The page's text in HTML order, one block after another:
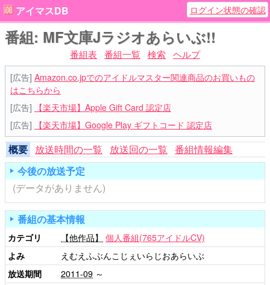
アイマスDB ログイン状態の確認
番組: MF文庫Jラジオあらいぶ!!
番組表 番組一覧 検索 ヘルプ
[広告] Amazon.co.jpでのアイドルマスター関連商品のお買いもの
はこちらから
[広告]
【楽天市場】Apple Gift Card 認定店
[広告]
【楽天市場】Google Play ギフトコード 認定店
概要 放送時間の一覧 放送回の一覧 番組情報編集
今後の放送予定
(データがありません)
番組の基本情報
カテゴリ 【他作品】 個人番組(765アイドルCV)
よみ
えむえふぶんこじぇいらじおあらいぶ
放送期間
2011-09 ～